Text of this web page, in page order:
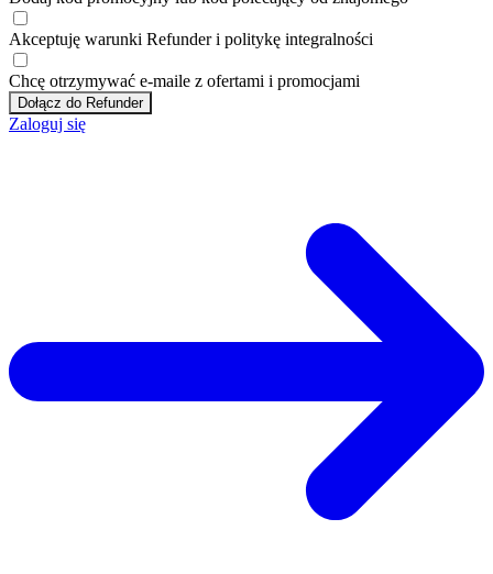
Akceptuję warunki Refunder i politykę integralności
Chcę otrzymywać e-maile z ofertami i promocjami
Dołącz do Refunder
Zaloguj się